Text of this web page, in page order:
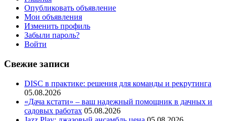
Опубликовать объявление
Мои объявления
Изменить профиль
Забыли пароль?
Войти
Свежие записи
DISC в практике: решения для команды и рекрутинга
05.08.2026
«Дача кстати» – ваш надежный помощник в дачных и
садовых работах 05.08.2026